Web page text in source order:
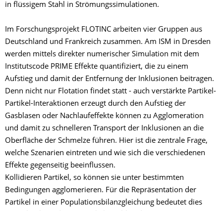
in flüssigem Stahl in Strömungssimulationen.
Im Forschungsprojekt FLOTINC arbeiten vier Gruppen aus
Deutschland und Frankreich zusammen. Am ISM in Dresden
werden mittels direkter numerischer Simulation mit dem
Institutscode PRIME Effekte quantifiziert, die zu einem
Aufstieg und damit der Entfernung der Inklusionen beitragen.
Denn nicht nur Flotation findet statt - auch verstärkte Partikel-
Partikel-Interaktionen erzeugt durch den Aufstieg der
Gasblasen oder Nachlaufeffekte können zu Agglomeration
und damit zu schnelleren Transport der Inklusionen an die
Oberfläche der Schmelze führen. Hier ist die zentrale Frage,
welche Szenarien eintreten und wie sich die verschiedenen
Effekte gegenseitig beeinflussen.
Kollidieren Partikel, so können sie unter bestimmten
Bedingungen agglomerieren. Für die Repräsentation der
Partikel in einer Populationsbilanzgleichung bedeutet dies